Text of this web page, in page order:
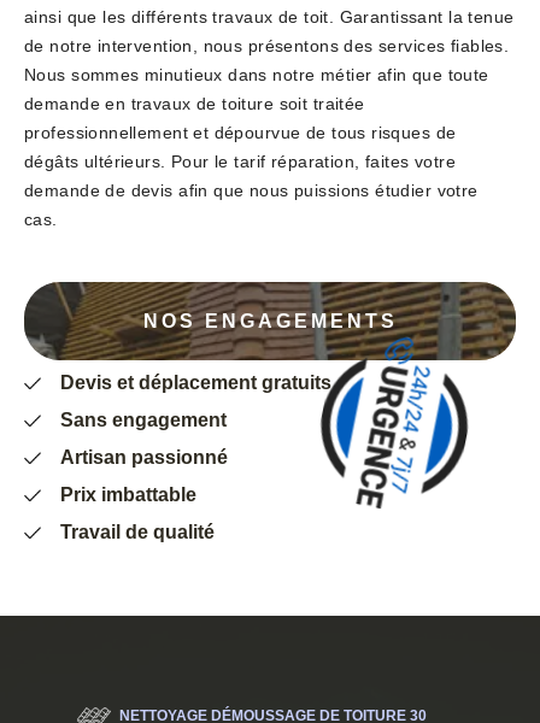
ainsi que les différents travaux de toit. Garantissant la tenue
de notre intervention, nous présentons des services fiables.
Nous sommes minutieux dans notre métier afin que toute
demande en travaux de toiture soit traitée
professionnellement et dépourvue de tous risques de
dégâts ultérieurs. Pour le tarif réparation, faites votre
demande de devis afin que nous puissions étudier votre
cas.
NOS ENGAGEMENTS
Devis et déplacement gratuits
Sans engagement
Artisan passionné
Prix imbattable
Travail de qualité
NETTOYAGE DÉMOUSSAGE DE TOITURE 30